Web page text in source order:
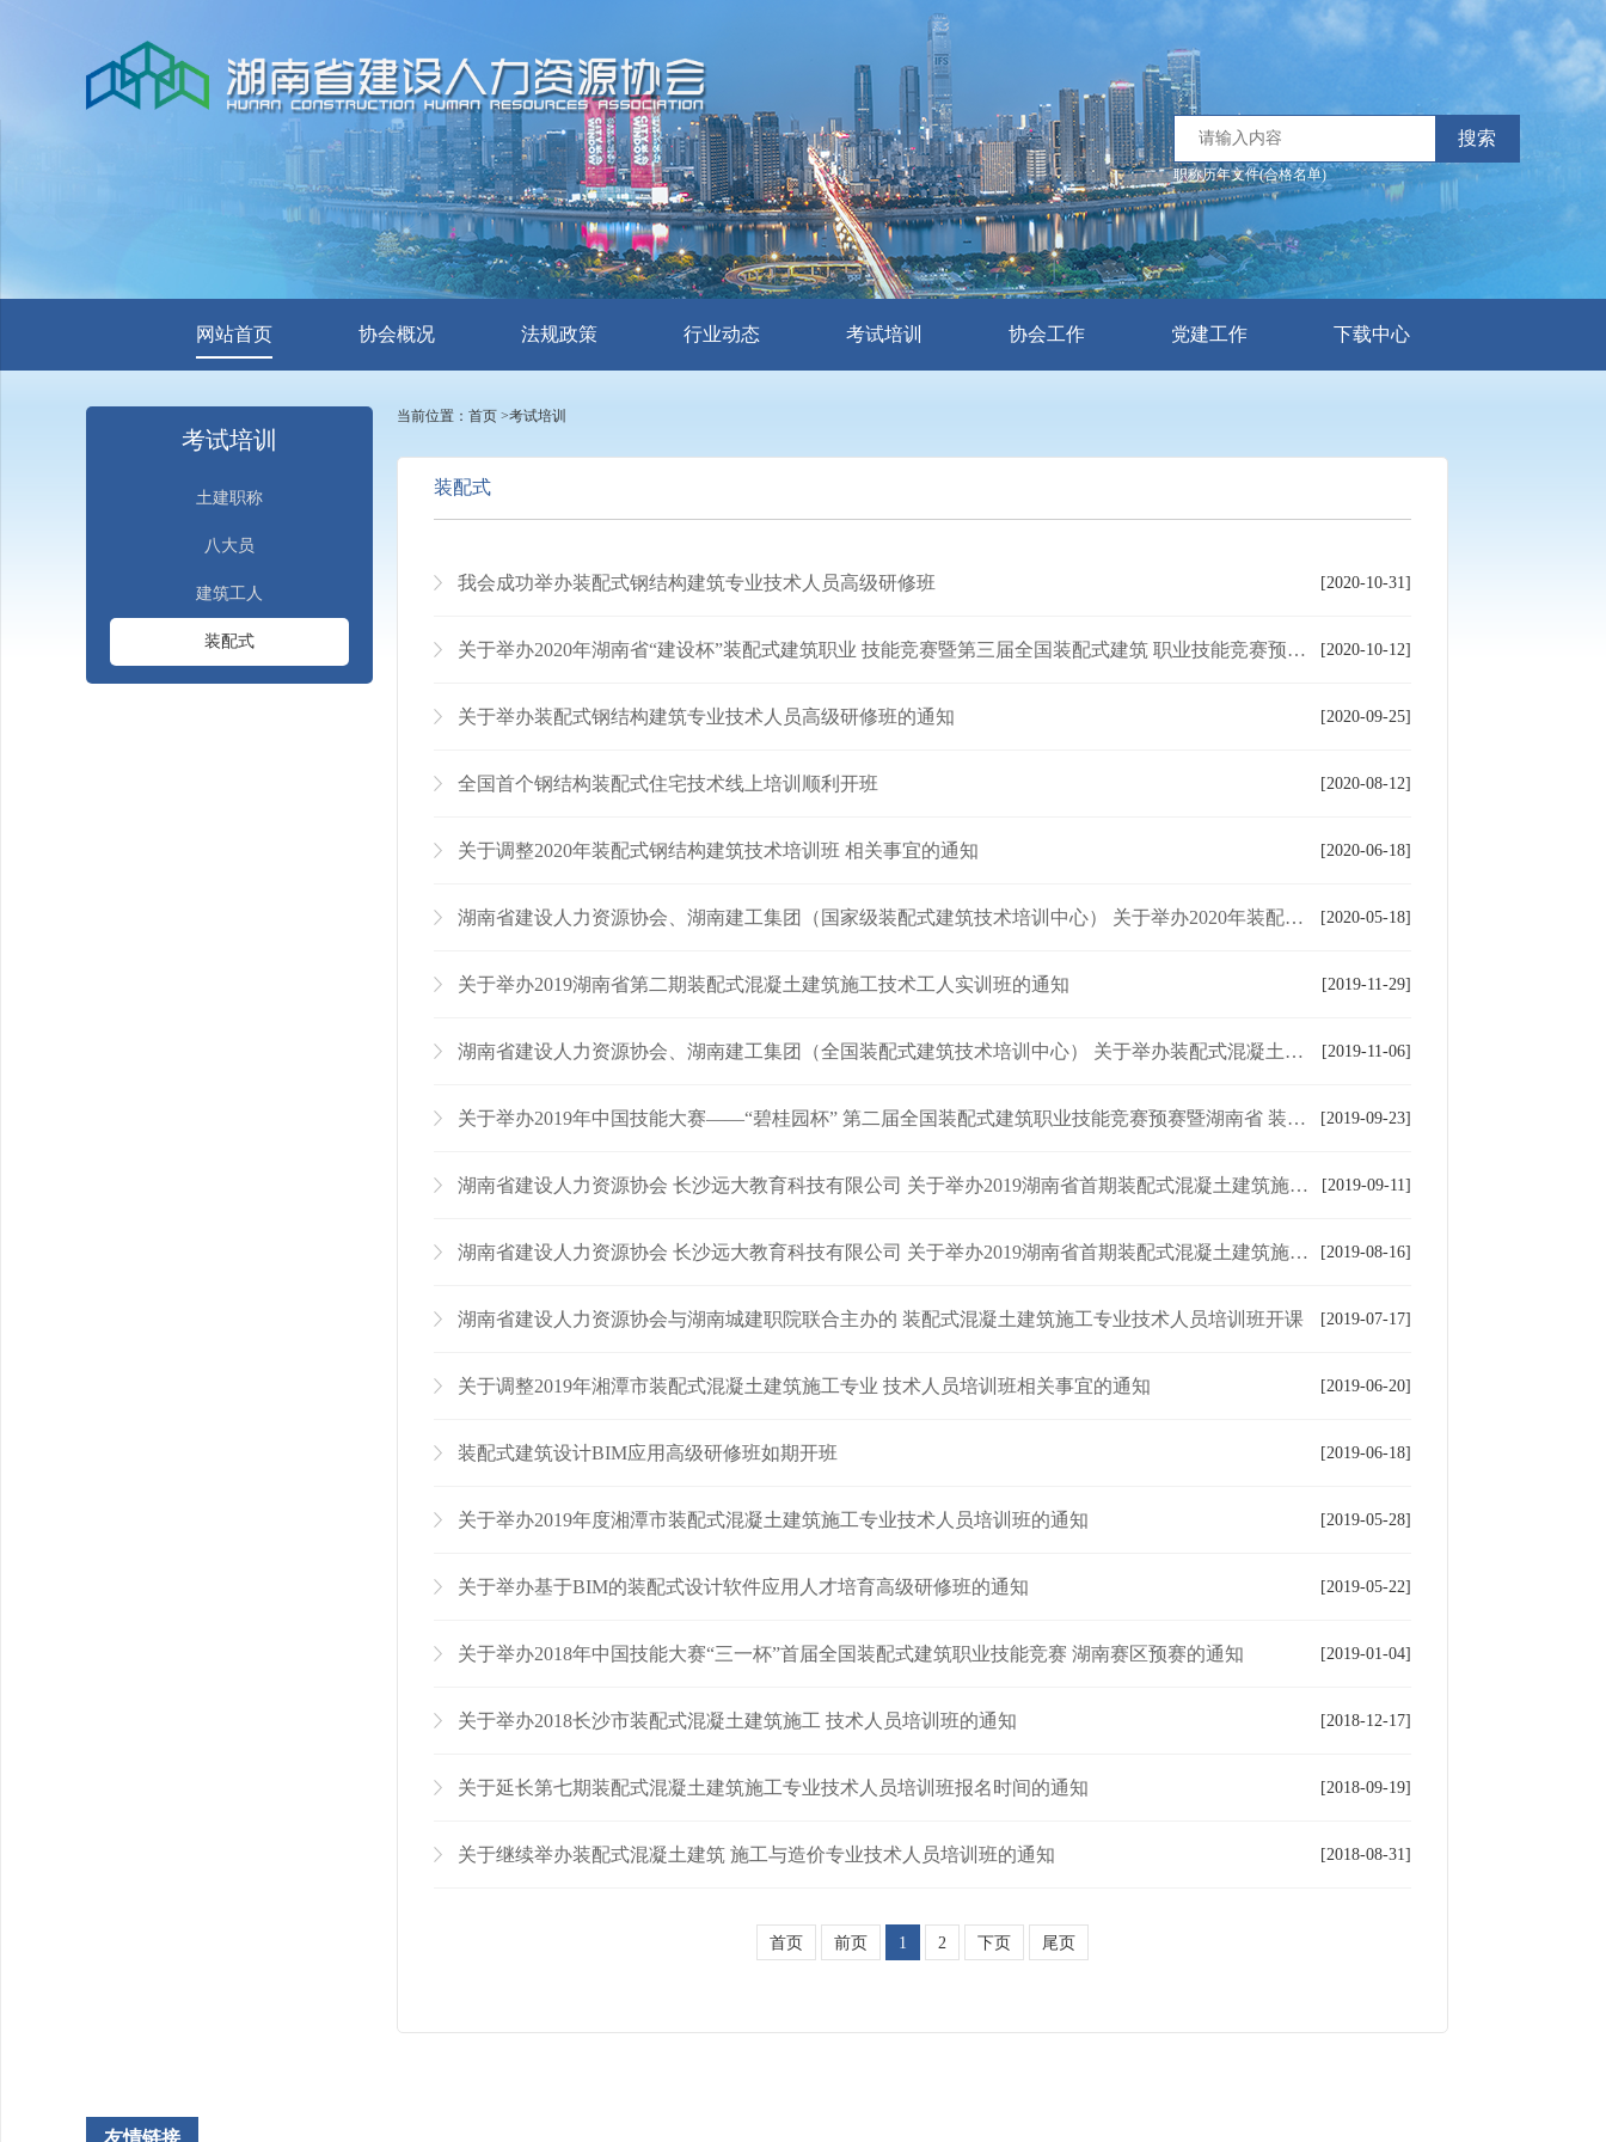
搜索
职称历年文件(合格名单)
网站首页 协会概况 法规政策 行业动态 考试培训 协会工作 党建工作 下载中心
考试培训
土建职称
八大员
建筑工人
装配式
当前位置： 首页 >考试培训
装配式
[2020-10-31]
我会成功举办装配式钢结构建筑专业技术人员高级研修班
[2020-10-12]
关于举办2020年湖南省“建设杯”装配式建筑职业 技能竞赛暨第三届全国装配式建筑 职业技能竞赛预选赛的通知
[2020-09-25]
关于举办装配式钢结构建筑专业技术人员高级研修班的通知
[2020-08-12]
全国首个钢结构装配式住宅技术线上培训顺利开班
[2020-06-18]
关于调整2020年装配式钢结构建筑技术培训班 相关事宜的通知
[2020-05-18]
湖南省建设人力资源协会、湖南建工集团（国家级装配式建筑技术培训中心） 关于举办2020年装配式钢结构建筑技术培训班的通知
[2019-11-29]
关于举办2019湖南省第二期装配式混凝土建筑施工技术工人实训班的通知
[2019-11-06]
湖南省建设人力资源协会、湖南建工集团（全国装配式建筑技术培训中心） 关于举办装配式混凝土建筑专业技术人员培训班的通知
[2019-09-23]
关于举办2019年中国技能大赛——“碧桂园杯” 第二届全国装配式建筑职业技能竞赛预赛暨湖南省 装配式建筑职业技能竞赛（学生组）的通知
[2019-09-11]
湖南省建设人力资源协会 长沙远大教育科技有限公司 关于举办2019湖南省首期装配式混凝土建筑施工 技术工人实训班开班通知
[2019-08-16]
湖南省建设人力资源协会 长沙远大教育科技有限公司 关于举办2019湖南省首期装配式混凝土建筑施工 技术工人实训班的通知
[2019-07-17]
湖南省建设人力资源协会与湖南城建职院联合主办的 装配式混凝土建筑施工专业技术人员培训班开课
[2019-06-20]
关于调整2019年湘潭市装配式混凝土建筑施工专业 技术人员培训班相关事宜的通知
[2019-06-18]
装配式建筑设计BIM应用高级研修班如期开班
[2019-05-28]
关于举办2019年度湘潭市装配式混凝土建筑施工专业技术人员培训班的通知
[2019-05-22]
关于举办基于BIM的装配式设计软件应用人才培育高级研修班的通知
[2019-01-04]
关于举办2018年中国技能大赛“三一杯”首届全国装配式建筑职业技能竞赛 湖南赛区预赛的通知
[2018-12-17]
关于举办2018长沙市装配式混凝土建筑施工 技术人员培训班的通知
[2018-09-19]
关于延长第七期装配式混凝土建筑施工专业技术人员培训班报名时间的通知
[2018-08-31]
关于继续举办装配式混凝土建筑 施工与造价专业技术人员培训班的通知
首页 前页 1 2 下页 尾页
友情链接